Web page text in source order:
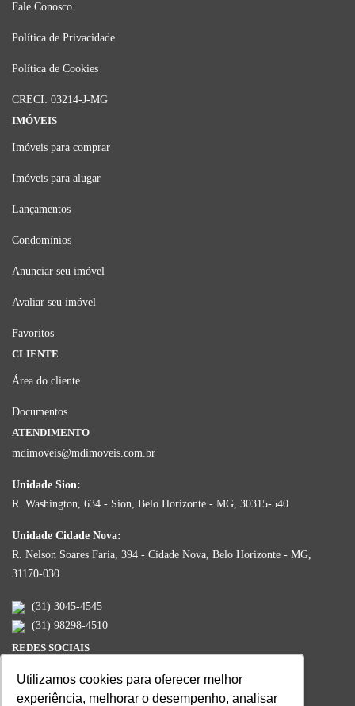
Utilizamos cookies para oferecer melhor
experiência, melhorar o desempenho, analisar
Fale Conosco
Política de Privacidade
Política de Cookies
CRECI: 03214-J-MG
IMÓVEIS
Imóveis para comprar
Imóveis para alugar
Lançamentos
Condomínios
Anunciar seu imóvel
Avaliar seu imóvel
Favoritos
CLIENTE
Área do cliente
Documentos
ATENDIMENTO
mdimoveis@mdimoveis.com.br
Unidade Sion:
R. Washington, 634 - Sion, Belo Horizonte - MG, 30315-540
Unidade Cidade Nova:
R. Nelson Soares Faria, 394 - Cidade Nova, Belo Horizonte - MG,
31170-030
(31) 3045-4545
(31) 98298-4510
REDES SOCIAIS